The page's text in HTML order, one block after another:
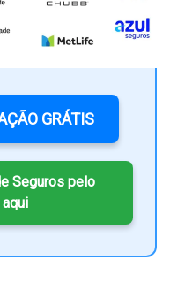
GRÁTIS
Seguros pelo